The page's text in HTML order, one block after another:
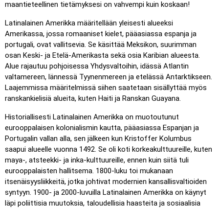
sijaintia korostetaan.
Klikkaa: Klikkaa täsmälleen oikeaa sijaintia.
Klikkaa (vaikea): Kuten ”Klikkaa”, mutta sijainnit palautuvat
alkuperäiseen väriinsä klikkauksen jälkeen.
Klikkaa (ei rajoja): Kuten ”Klikkaa”, mutta ilman näkyviä
rajoja, mikä lisää haastetta.
Klikkaa (liput): Kuten ”Klikkaa”, mutta näytetään vain lippu
– ei nimiä.
Monivalinta: Valitse oikea vaihtoehto neljästä klikkaamalla
tai painamalla numeroita 1–4.
Kirjoita satunnaisesti: Kirjoita sijaintien nimet missä
tahansa järjestyksessä; ne korostetaan kartalla edetessäsi.
Kirjoita: Kirjoita korostetun sijainnin nimi.
Lennä: Ohjaa nuolinäppäimillä tai WASD-näppäimillä ja
käytä välilyöntiä nopeuslisäykseen.
maantieteellinen tietämyksesi on vahvempi kuin koskaan!
Latinalainen Amerikka määritellään yleisesti alueeksi
Amerikassa, jossa romaaniset kielet, pääasiassa espanja ja
portugali, ovat vallitsevia. Se käsittää Meksikon, suurimman
osan Keski- ja Etelä-Amerikasta sekä osia Karibian alueesta.
Alue rajautuu pohjoisessa Yhdysvaltoihin, idässä Atlantin
valtamereen, lännessä Tyynenmereen ja etelässä Antarktikseen.
Laajemmissa määritelmissä siihen saatetaan sisällyttää myös
ranskankielisiä alueita, kuten Haiti ja Ranskan Guayana.
Historiallisesti Latinalainen Amerikka on muotoutunut
eurooppalaisen kolonialismin kautta, pääasiassa Espanjan ja
Portugalin vallan alla, sen jälkeen kun Kristoffer Kolumbus
saapui alueelle vuonna 1492. Se oli koti korkeakulttuureille, kuten
maya-, atsteekki- ja inka-kulttuureille, ennen kuin siitä tuli
eurooppalaisten hallitsema. 1800-luku toi mukanaan
itsenäisyysliikkeitä, jotka johtivat modernien kansallisvaltioiden
syntyyn. 1900- ja 2000-luvuilla Latinalainen Amerikka on käynyt
läpi poliittisia muutoksia, taloudellisia haasteita ja sosiaalisia